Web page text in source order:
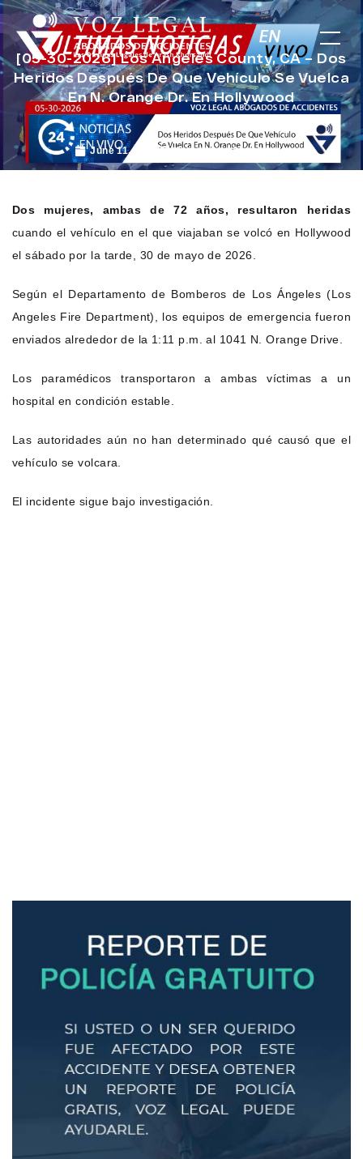
[05-30-2026] Los Angeles County, CA – Dos
Heridos Después De Que Vehículo Se Vuelca
En N. Orange Dr. En Hollywood
June 11, 2026 Noticias de Accidentes
Dos mujeres, ambas de 72 años, resultaron heridas
cuando el vehículo en el que viajaban se volcó en Hollywood
el sábado por la tarde, 30 de mayo de 2026.
Según el Departamento de Bomberos de Los Ángeles (Los
Angeles Fire Department), los equipos de emergencia fueron
enviados alrededor de la 1:11 p.m. al 1041 N. Orange Drive.
Los paramédicos transportaron a ambas víctimas a un
hospital en condición estable.
Las autoridades aún no han determinado qué causó que el
vehículo se volcara.
El incidente sigue bajo investigación.